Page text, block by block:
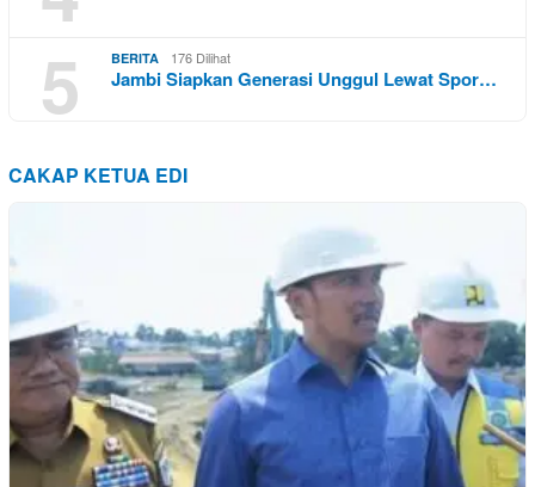
5 BERITA 176 Dilihat
Jambi Siapkan Generasi Unggul Lewat Spor…
CAKAP KETUA EDI